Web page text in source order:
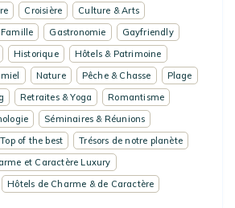
Croisière
Culture & Arts
Famille Gastronomie
Gayfriendly
Historique
Hôtels & Patrimoine
Nature Pêche & Chasse
Plage
Retraites & Yoga
Romantisme
Séminaires & Réunions
Top of the best
Trésors de notre planète
et Caractère Luxury
Hôtels de Charme & de Caractère